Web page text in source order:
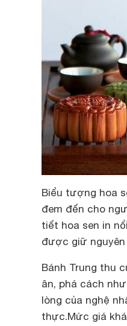
Biểu tượng hoa
đem đến cho
tiết hoa sen in
được giữ
Bánh Trung thu
ân, phá cách
lòng của nghệ
thực.Mức giá